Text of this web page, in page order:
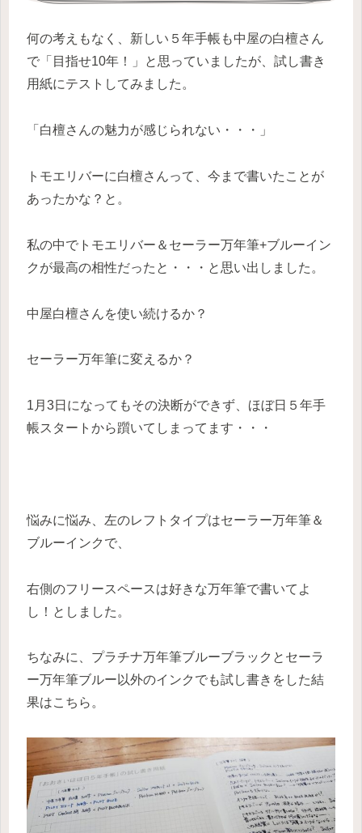
何の考えもなく、新しい５年手帳も中屋の白檀さん
で「目指せ10年！」と思っていましたが、試し書き
用紙にテストしてみました。
「白檀さんの魅力が感じられない・・・」
トモエリバーに白檀さんって、今まで書いたことが
あったかな？と。
私の中でトモエリバー＆セーラー万年筆+ブルーイン
クが最高の相性だったと・・・と思い出しました。
中屋白檀さんを使い続けるか？
セーラー万年筆に変えるか？
1月3日になってもその決断ができず、ほぼ日５年手
帳スタートから躓いてしまってます・・・
悩みに悩み、左のレフトタイプはセーラー万年筆＆
ブルーインクで、
右側のフリースペースは好きな万年筆で書いてよ
し！としました。
ちなみに、プラチナ万年筆ブルーブラックとセーラ
ー万年筆ブルー以外のインクでも試し書きをした結
果はこちら。